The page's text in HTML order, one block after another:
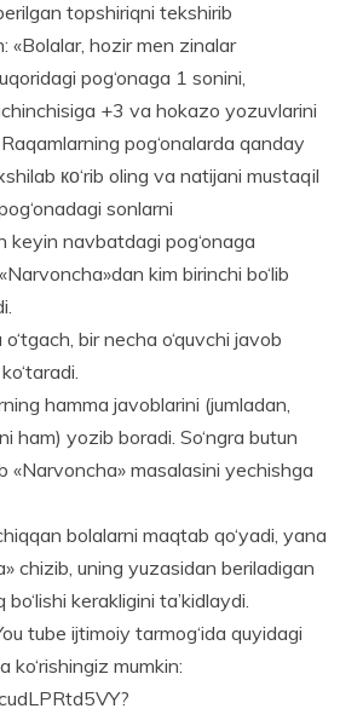
topshiriqni tekshirib
«Bolalar, hozir men zinalar
pog‘onaga 1 sonini,
+3 va hokazo yozuvlarini
pog‘onalarda qanday
ко‘rib oling va natijani mustaqil
sonlarni
keyin navbatdagi pog‘onaga
kim birinchi bo‘lib
bir necha o‘quvchi javob
hamma javoblarini (jumladan,
ham) yozib boradi. So‘ngra butun
«Narvoncha» masalasini yechishga
bolalarni maqtab qo‘yadi, yana
chizib, uning yuzasidan beri­ladigan
kerakligini ta’kidlaydi.
tube ijtimoiy tarmog‘ida quyidagi
ko‘rishingiz mumkin: